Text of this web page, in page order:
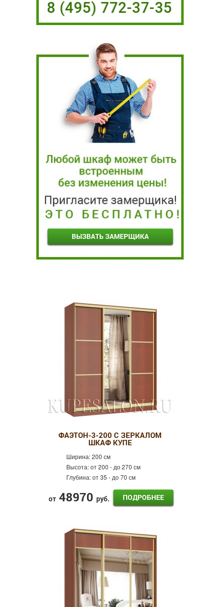
ВЫЗВАТЬ ЗАМЕРЩИКА
ФАЭТОН-3-200 С ЗЕРКАЛОМ
ШКАФ КУПЕ
Ширина:200 см
Высота:от 200 - до 270 см
Глубина:от 35 - до 70 см
от 48970 руб. ПОДРОБНЕЕ